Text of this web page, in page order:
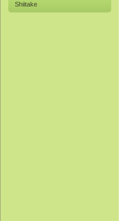
Shiitake